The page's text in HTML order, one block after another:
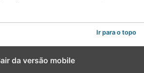
Ir para o topo
da versão mobile